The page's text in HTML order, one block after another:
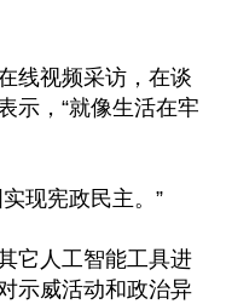
线视频采访，在谈
示，“就像生活在牢
现宪政民主。”
它人工智能工具进
示威活动和政治异